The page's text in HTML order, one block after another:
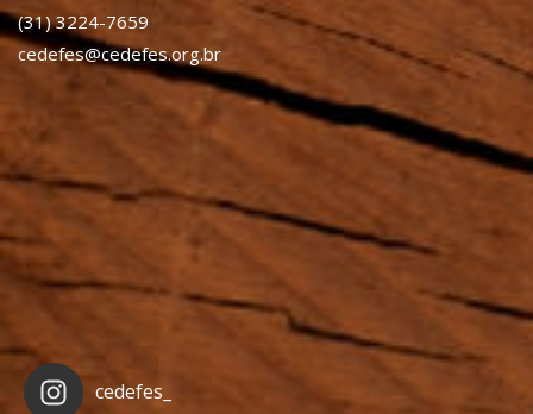
(31) 3224-7659
cedefes@cedefes.org.br
cedefes_